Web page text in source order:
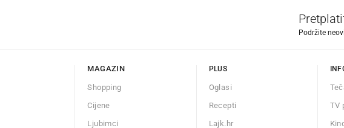
Podržite
MAGAZIN
Shopping
Cijene
Ljubimci
PLUS
Oglasi
Recepti
Lajk.hr
TV